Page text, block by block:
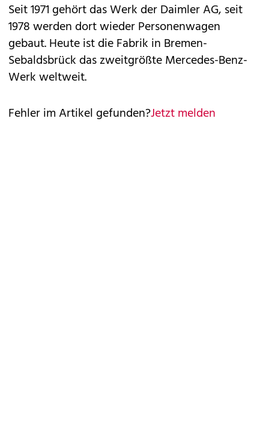
Seit 1971 gehört das Werk der Daimler AG, seit
1978 werden dort wieder Personenwagen
gebaut. Heute ist die Fabrik in Bremen-
Sebaldsbrück das zweitgrößte Mercedes-Benz-
Werk weltweit.
Fehler im Artikel gefunden?Jetzt melden